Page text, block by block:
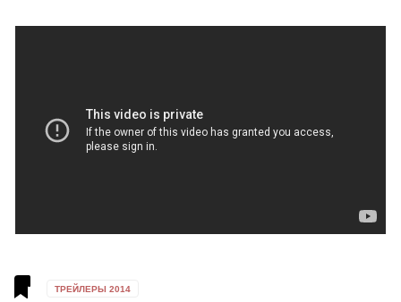
ТРЕЙЛЕРЫ 2014